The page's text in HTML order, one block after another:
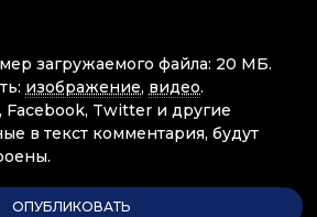
загружаемого файла: 20 МБ.
изображение, видео.
Facebook, Twitter и другие
в текст комментария, будут